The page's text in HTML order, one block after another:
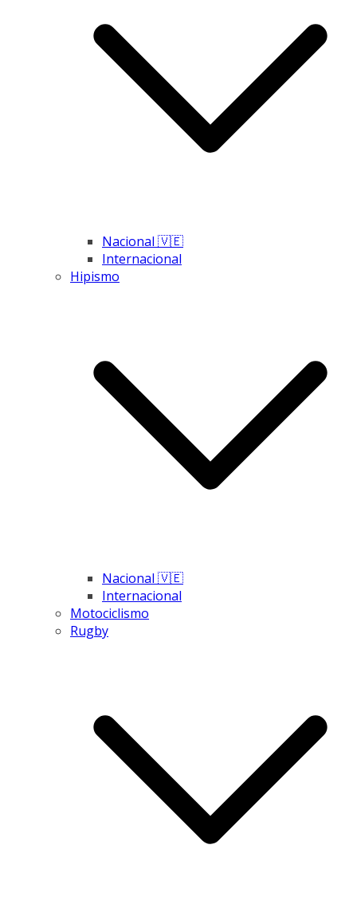
Nacional 🇻🇪
Internacional
Hipismo
Nacional 🇻🇪
Internacional
Motociclismo
Rugby